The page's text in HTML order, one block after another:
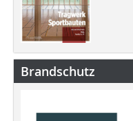
Brandschutz